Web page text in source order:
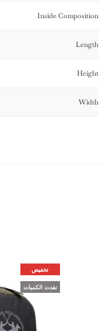
Inside Composition
Length
Height
Width
تخفيض
نفدت الكميات